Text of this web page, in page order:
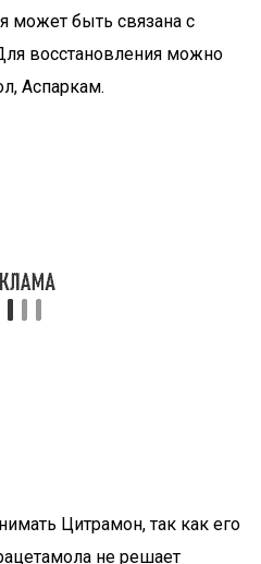
может быть связана с
восстановления можно
Аспаркам.
Цитрамон, так как его
не решает